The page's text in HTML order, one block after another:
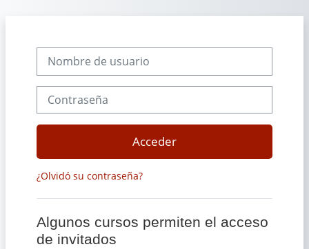
Nombre de usuario
Acceder
¿Olvidó su contraseña?
Algunos cursos permiten el acceso
de invitados